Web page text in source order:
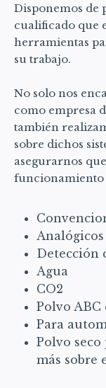
Disponemos de
cualificado que
herramientas
su trabajo.
No solo nos
como empresa
también
sobre dichos
asegurarnos
funcionamiento
Analógicos
Detección
Agua
CO2
Polvo ABC
Para
Polvo
más sobre